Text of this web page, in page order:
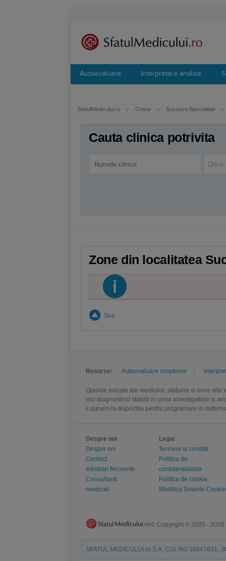
Autoevaluare Interpretare analize
SfatulMedicului.ro › Orase › Suceava Specialitati ›
Cauta clinica potrivita
Orice
Zone din localitatea
Sus
Resurse: Autoevaluare simptome
Opiniile avizate ale medicilor, sfaturile si orice
nici diagnosticul stabilit in urma investigatiilor si
ii punem la dispozitie pentru programare in
Despre noi
Despre noi
Contact
Intrebari frecvente
Consultanti
medicali
Legal
Termeni si conditii
Politica de
confidentialitate
Politica de cookie
Modifica Setarile Cookie
© Copyright © 2005 - 2026
SFATUL MEDICULUI.ro S.A, CUI: RO 38847631,